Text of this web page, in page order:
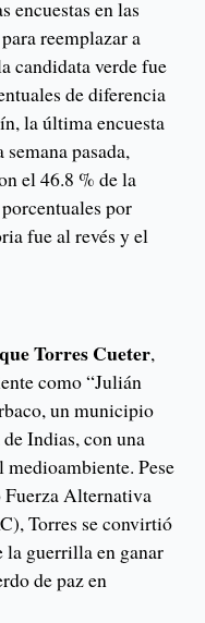
encuestas en las
reemplazar a
candidata verde fue
de diferencia
la última encuesta
pasada,
el 46.8 % de la
por
fue al revés y el
Torres Cueter,
como “Julián
un municipio
Indias, con una
medioambiente. Pese
Fuerza Alternativa
Torres se convirtió
la guerrilla en ganar
de paz en